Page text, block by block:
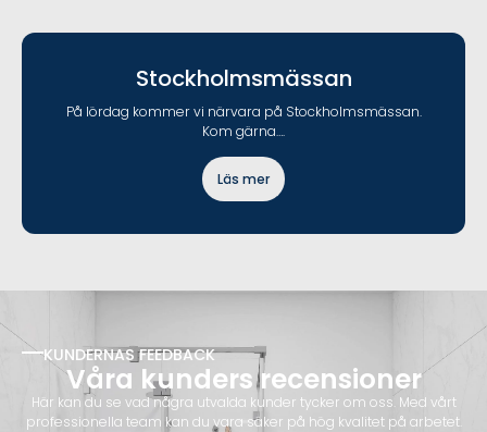
Stockholmsmässan
På lördag kommer vi närvara på Stockholmsmässan.
Kom gärna….
Läs mer
KUNDERNAS FEEDBACK
Våra kunders recensioner
Här kan du se vad några utvalda kunder tycker om oss. Med vårt
professionella team kan du vara säker på hög kvalitet på arbetet.